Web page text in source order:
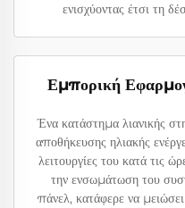
ενισχύοντας έτσι τη
Εμπορική
Ένα κατάστημα λιανικής
αποθήκευσης ηλιακής
λειτουργίες του κατά τις
την ενσωμάτωση του
πάνελ, κατάφερε να